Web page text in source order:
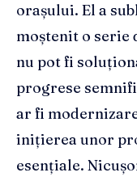
orașului. El a
moștenit o
nu pot fi
progrese
ar fi
inițierea unor
esențiale.